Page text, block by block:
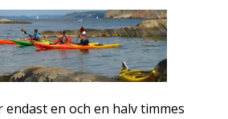
en och en halv timmes